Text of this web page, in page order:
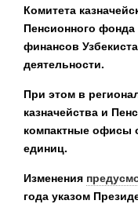
Комитета
Пенсионного
финансов
деятельности.
При этом в
казначейства и
компактные офисы
единиц.
Изменения
года указом